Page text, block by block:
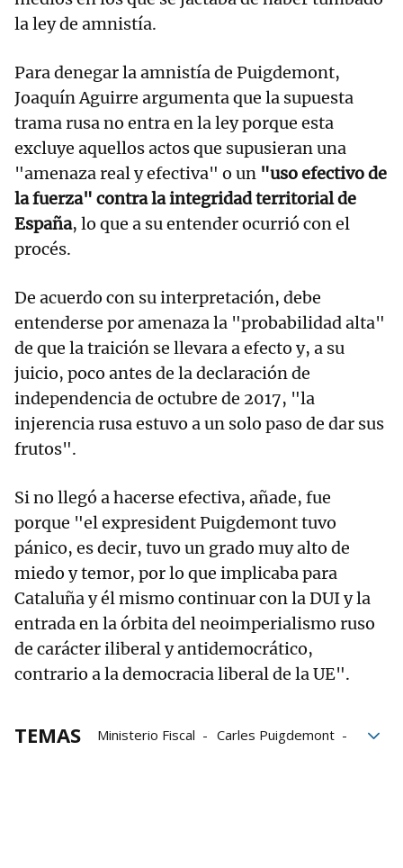
la ley de amnistía.
Para denegar la amnistía de Puigdemont,
Joaquín Aguirre argumenta que la supuesta
trama rusa no entra en la ley porque esta
excluye aquellos actos que supusieran una
"amenaza real y efectiva" o un "uso efectivo de
la fuerza" contra la integridad territorial de
España, lo que a su entender ocurrió con el
procés.
De acuerdo con su interpretación, debe
entenderse por amenaza la "probabilidad alta"
de que la traición se llevara a efecto y, a su
juicio, poco antes de la declaración de
independencia de octubre de 2017, "la
injerencia rusa estuvo a un solo paso de dar sus
frutos".
Si no llegó a hacerse efectiva, añade, fue
porque "el expresident Puigdemont tuvo
pánico, es decir, tuvo un grado muy alto de
miedo y temor, por lo que implicaba para
Cataluña y él mismo continuar con la DUI y la
entrada en la órbita del neoimperialismo ruso
de carácter iliberal y antidemocrático,
contrario a la democracia liberal de la UE".
TEMAS Ministerio Fiscal
Carles Puigdemont